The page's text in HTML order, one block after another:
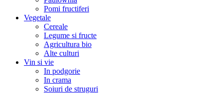
Pomi fructiferi
Vegetale
Cereale
Legume si fructe
Agricultura bio
Alte culturi
Vin si vie
In podgorie
In crama
Soiuri de struguri